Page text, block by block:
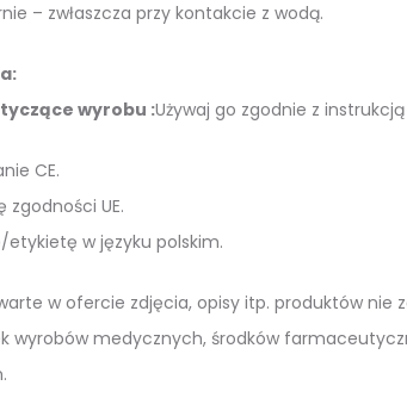
– zwłaszcza przy kontakcie z wodą.
wyrobu :Używaj go zgodnie z
CE.
zgodności UE.
etykietę w języku polskim.
w ofercie zdjęcia, opisy itp. produktów
wyrobów medycznych, środków